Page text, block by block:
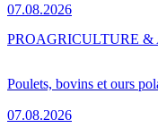
07.08.2026
Poulets, bovins et ours
07.08.2026
PROAGRICULTURE